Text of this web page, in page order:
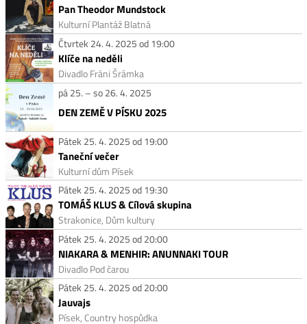
Pan Theodor Mundstock
Kulturní Plantáž Blatná
Čtvrtek 24. 4. 2025 od 19:00
Klíče na neděli
Divadlo Fráni Šrámka
pá 25. – so 26. 4. 2025
DEN ZEMĚ V PÍSKU 2025
Pátek 25. 4. 2025 od 19:00
Taneční večer
Kulturní dům Písek
Pátek 25. 4. 2025 od 19:30
TOMÁŠ KLUS & Cílová skupina
Strakonice, Dům kultury
Pátek 25. 4. 2025 od 20:00
NIAKARA & MENHIR: ANUNNAKI TOUR
Divadlo Pod čarou
Pátek 25. 4. 2025 od 20:00
Jauvajs
Písek, Country hospůdka